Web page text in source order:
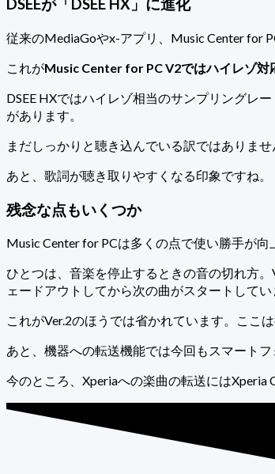
DSEEが「DSEE HX」に進化
従来のMediaGoやx-アプリ、Music Center for
これがMusic Center for PC V2ではハイレゾ対
DSEE HXではハイレゾ相当のサンプリングレ
があります。
まだしっかりと聴き込んでいる訳ではありま
あと、歌詞が聴き取りやすくなる印象ですね。
残念な点もいくつか
Music Center for PCは多くの点で使い勝手が
ひとつは、音楽を停止するときの音の切れ方
ェードアウトしてから次の曲がスタートしてい
これがVer.2のほうでは省かれています。ここ
あと、機器への転送機能では今回もスマート
今のところ、Xperiaへの楽曲の転送にはXperia